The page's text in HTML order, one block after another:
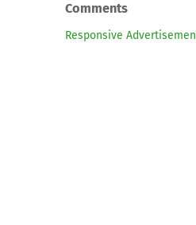
Comments
Responsive